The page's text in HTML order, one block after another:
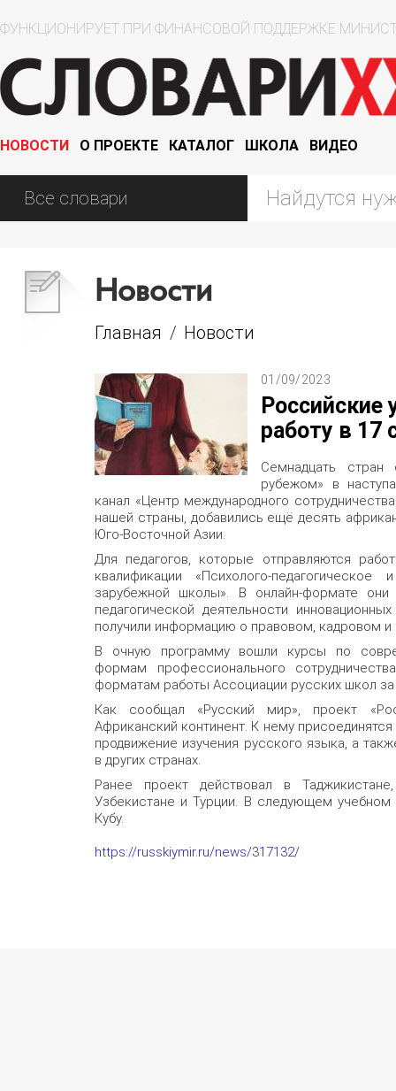
ФУНКЦИОНИРУЕТ ПРИ ФИНАНСОВОЙ ПОДДЕРЖКЕ
НОВОСТИ О ПРОЕКТЕ КАТАЛОГ ШКОЛА ВИДЕО
Новости
Главная / Новости
01/09/2023
Российские
работу в 17
Семнадцать стран
рубежом» в
канал «Центр международного
нашей страны, добавились ещё десять
Юго-Восточной Азии.
Для педагогов, которые отправляются
квалификации «Психолого-
зарубежной школы». В онлайн-формате
педагогической деятельности
получили информацию о правовом, кадровом
В очную программу вошли курсы по
формам профессионального
форматам работы Ассоциации русских школ
Как сообщал «Русский мир», проект
Африканский континент. К нему
продвижение изучения русского языка, а
в других странах.
Ранее проект действовал в
Узбекистане и Турции. В следующем учебном
Кубу.
https://russkiymir.ru/news/317132/